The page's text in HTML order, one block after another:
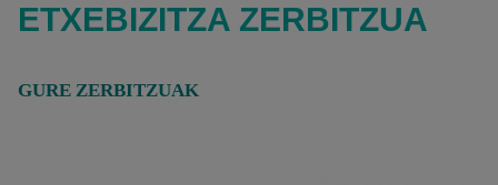
ETXEBIZITZA ZERBITZUA
GURE ZERBITZUAK